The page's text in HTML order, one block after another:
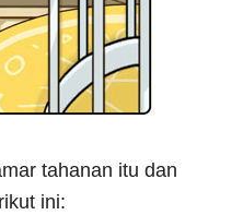
tahanan itu dan
ini: